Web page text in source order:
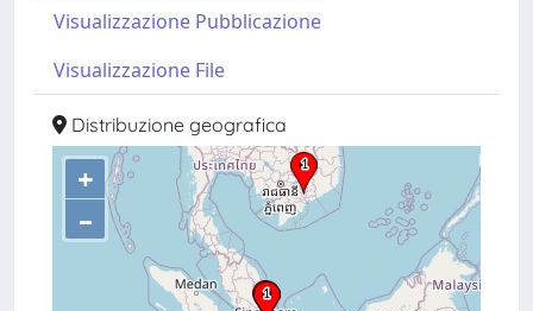
Visualizzazione Pubblicazione
Visualizzazione File
Distribuzione geografica
+
–